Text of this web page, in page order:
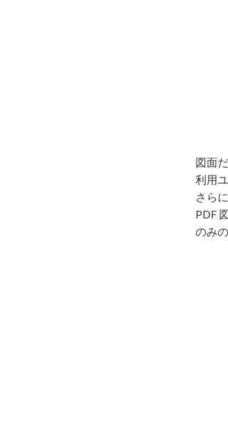
図⾯
利⽤
さら
PDF
のみ